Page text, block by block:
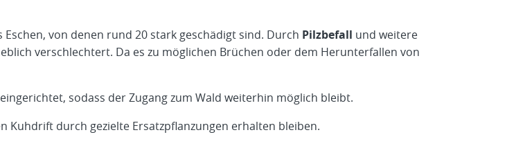
von denen rund 20 stark geschädigt sind. Durch Pilzbefall und weitere
verschlechtert. Da es zu möglichen Brüchen oder dem Herunterfallen von
sodass der Zugang zum Wald weiterhin möglich bleibt.
durch gezielte Ersatzpflanzungen erhalten bleiben.